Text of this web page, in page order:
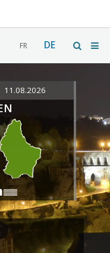
FR DE
11.08.2026